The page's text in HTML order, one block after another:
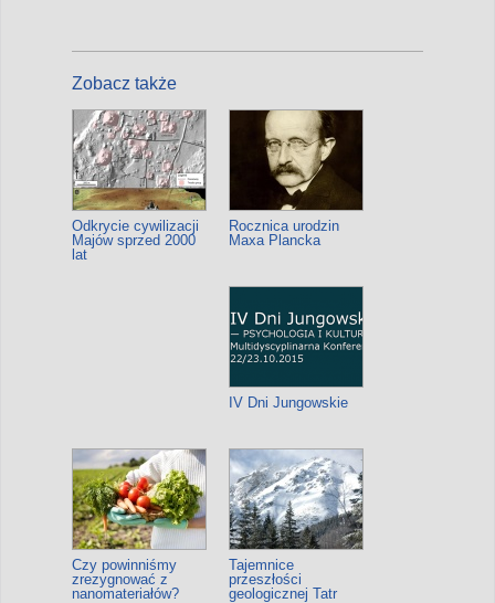
Zobacz także
Odkrycie cywilizacji
Majów sprzed 2000
lat
Rocznica urodzin
Maxa Plancka
IV Dni Jungowskie
Czy powinniśmy
zrezygnować z
nanomateriałów?
Tajemnice
przeszłości
geologicznej Tatr